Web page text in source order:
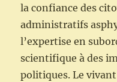
la confiance des
administratifs
l’expertise en
scientifique à des
politiques. Le